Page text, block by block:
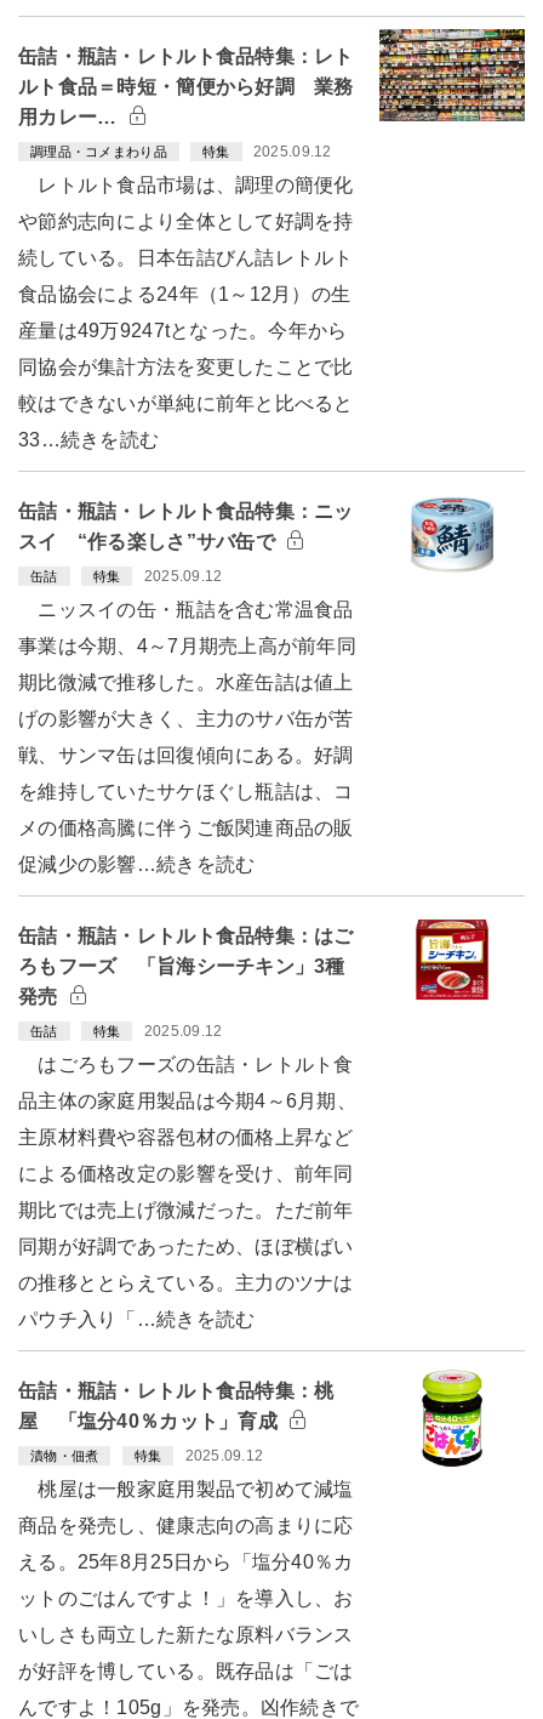
缶詰・瓶詰・レトルト食品特集：レト
ルト食品＝時短・簡便から好調 業務
用カレー…
調理品・コメまわり品 特集 2025.09.12
レトルト食品市場は、調理の簡便化
や節約志向により全体として好調を持
続している。日本缶詰びん詰レトルト
食品協会による24年（1～12月）の生
産量は49万9247tとなった。今年から
同協会が集計方法を変更したことで比
較はできないが単純に前年と比べると
33…続きを読む
缶詰・瓶詰・レトルト食品特集：ニッ
スイ “作る楽しさ”サバ缶で
缶詰 特集 2025.09.12
ニッスイの缶・瓶詰を含む常温食品
事業は今期、4～7月期売上高が前年同
期比微減で推移した。水産缶詰は値上
げの影響が大きく、主力のサバ缶が苦
戦、サンマ缶は回復傾向にある。好調
を維持していたサケほぐし瓶詰は、コ
メの価格高騰に伴うご飯関連商品の販
促減少の影響…続きを読む
缶詰・瓶詰・レトルト食品特集：はご
ろもフーズ 「旨海シーチキン」3種
発売
缶詰 特集 2025.09.12
はごろもフーズの缶詰・レトルト食
品主体の家庭用製品は今期4～6月期、
主原材料費や容器包材の価格上昇など
による価格改定の影響を受け、前年同
期比では売上げ微減だった。ただ前年
同期が好調であったため、ほぼ横ばい
の推移ととらえている。主力のツナは
パウチ入り「…続きを読む
缶詰・瓶詰・レトルト食品特集：桃
屋 「塩分40％カット」育成
漬物・佃煮 特集 2025.09.12
桃屋は一般家庭用製品で初めて減塩
商品を発売し、健康志向の高まりに応
える。25年8月25日から「塩分40％カ
ットのごはんですよ！」を導入し、お
いしさも両立した新たな原料バランス
が好評を博している。既存品は「ごは
んですよ！105g」を発売。凶作続きで